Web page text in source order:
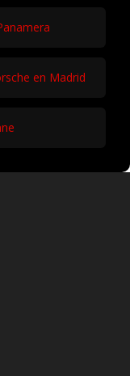
en Madrid